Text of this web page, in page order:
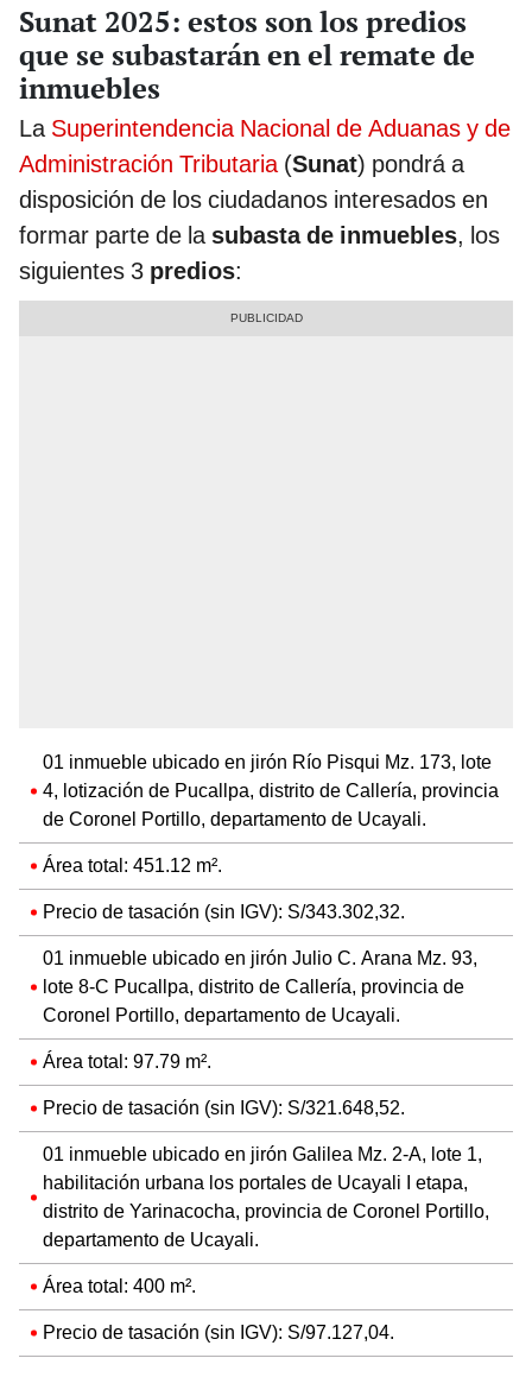
Sunat 2025: estos son los predios
que se subastarán en el remate de
inmuebles
La Superintendencia Nacional de Aduanas y de
Administración Tributaria(Sunat) pondrá a
disposición de los ciudadanos interesados en
formar parte de la subasta de inmuebles, los
siguientes 3 predios:
01 inmueble ubicado en jirón Río Pisqui Mz. 173, lote
4, lotización de Pucallpa, distrito de Callería, provincia
de Coronel Portillo, departamento de Ucayali.
Área total: 451.12 m².
Precio de tasación (sin IGV): S/343.302,32.
01 inmueble ubicado en jirón Julio C. Arana Mz. 93,
lote 8-C Pucallpa, distrito de Callería, provincia de
Coronel Portillo, departamento de Ucayali.
Área total: 97.79 m².
Precio de tasación (sin IGV): S/321.648,52.
01 inmueble ubicado en jirón Galilea Mz. 2-A, lote 1,
habilitación urbana los portales de Ucayali I etapa,
distrito de Yarinacocha, provincia de Coronel Portillo,
departamento de Ucayali.
Área total: 400 m².
Precio de tasación (sin IGV): S/97.127,04.